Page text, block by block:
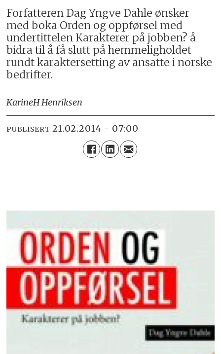
Forfatteren Dag Yngve Dahle ønsker
med boka Orden og oppførsel med
undertittelen Karakterer på jobben? å
bidra til å få slutt på hemmeligholdet
rundt karaktersetting av ansatte i norske
bedrifter.
KarineH Henriksen
PUBLISERT 21.02.2014 - 07:00